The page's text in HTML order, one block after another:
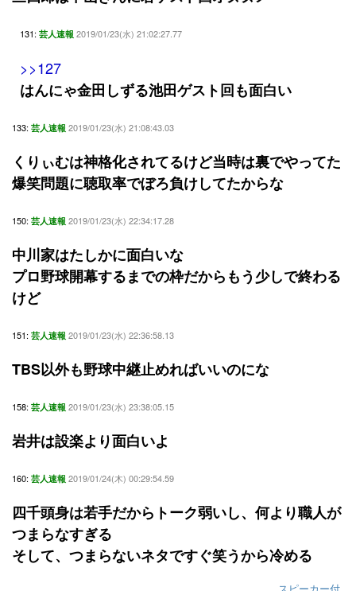
131: 芸人速報 2019/01/23(水) 21:02:27.77
>>127
はんにゃ金田しずる池田ゲスト回も面白い
133: 芸人速報 2019/01/23(水) 21:08:43.03
くりぃむは神格化されてるけど当時は裏でやってた
爆笑問題に聴取率でぼろ負けしてたからな
150: 芸人速報 2019/01/23(水) 22:34:17.28
中川家はたしかに面白いな
プロ野球開幕するまでの枠だからもう少しで終わる
けど
151: 芸人速報 2019/01/23(水) 22:36:58.13
TBS以外も野球中継止めればいいのにな
158: 芸人速報 2019/01/23(水) 23:38:05.15
岩井は設楽より面白いよ
160: 芸人速報 2019/01/24(木) 00:29:54.59
四千頭身は若手だからトーク弱いし、何より職人が
つまらなすぎる
そして、つまらないネタですぐ笑うから冷める